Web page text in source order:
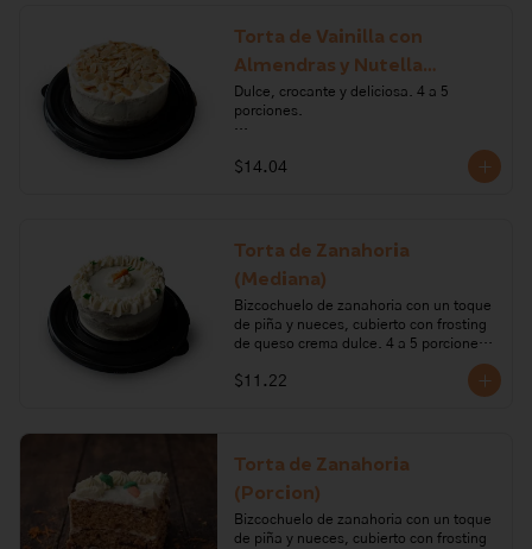
sal, pasas, carragenano, glucosa.
Alérgenos: leche, lactosa, gluten,
huevo, nueces de arbol
Torta de Vainilla con
Almendras y Nutella
(Mediana)
Dulce, crocante y deliciosa. 4 a 5
porciones.
azúcar, mantequilla, polvo para
Alérgenos: Gluten, huevos, leche,
nuestros productos pueden contener
trazas de: frutos secos, gluten, huevo,
lactosa, leche, maní, marisco, mostaza,
pescado, soya, sulfito.
$14.04
Torta de Zanahoria
(Mediana)
Bizcochuelo de zanahoria con un toque
de piña y nueces, cubierto con frosting
de queso crema dulce. 4 a 5 porciones.
Ingredientes: harina de trigo, zanahoria,
nueces, vainilla, azúcar, aceite vegetal,
frutos secos, huevo, soya
$11.22
Torta de Zanahoria
(Porcion)
Bizcochuelo de zanahoria con un toque
de piña y nueces, cubierto con frosting